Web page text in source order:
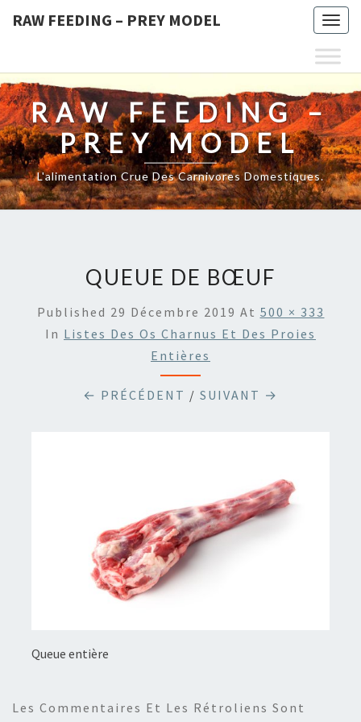
RAW FEEDING – PREY MODEL
RAW FEEDING –
PREY MODEL
L'alimentation Crue Des Carnivores Domestiques.
QUEUE DE BŒUF
Published 29 Décembre 2019 At 500 × 333
In Listes Des Os Charnus Et Des Proies
Entières
← PRÉCÉDENT / SUIVANT →
Queue entière
Les Commentaires Et Les Rétroliens Sont